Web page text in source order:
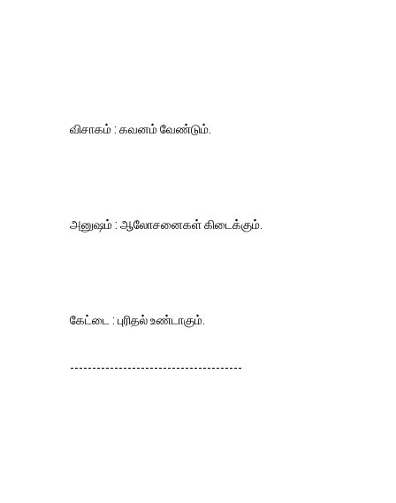
விசாகம் : கவனம் வேண்டும்.
அனுஷம் : ஆலோசனைகள் கிடைக்கும்.
கேட்டை : புரிதல் உண்டாகும்.
---------------------------------------